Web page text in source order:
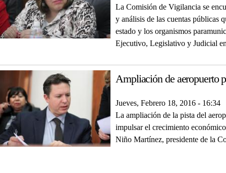
La Comisión de Vigilancia se
y análisis de las cuentas públicas
estado y los organismos
Ejecutivo, Legislativo y Judicial
Ampliación de aeropuerto
Jueves, Febrero 18, 2016 - 16:34
La ampliación de la pista del
impulsar el crecimiento
Niño Martínez, presidente de la